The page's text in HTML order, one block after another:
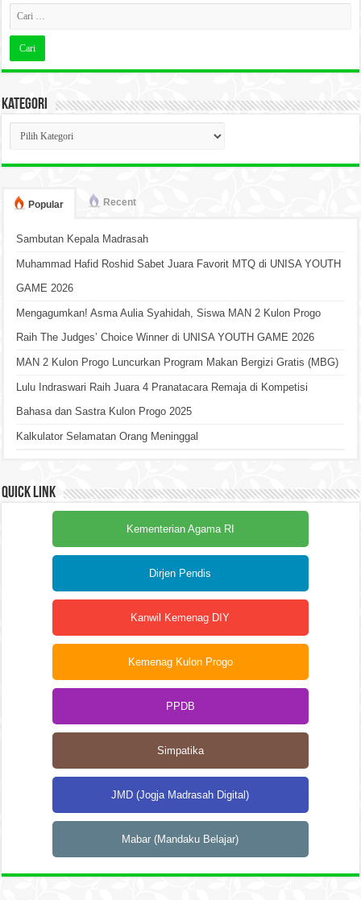
Kategori
Kategori
Popular Recent
Sambutan Kepala Madrasah
Muhammad Hafid Roshid Sabet Juara Favorit MTQ di UNISA YOUTH
GAME 2026
Mengagumkan! Asma Aulia Syahidah, Siswa MAN 2 Kulon Progo
Raih The Judges’ Choice Winner di UNISA YOUTH GAME 2026
MAN 2 Kulon Progo Luncurkan Program Makan Bergizi Gratis (MBG)
Lulu Indraswari Raih Juara 4 Pranatacara Remaja di Kompetisi
Bahasa dan Sastra Kulon Progo 2025
Kalkulator Selamatan Orang Meninggal
Quick Link
Kementerian Agama RI
Dirjen Pendis
Kanwil Kemenag DIY
Kemenag Kulon Progo
PPDB
Simpatika
JMD (Jogja Madrasah Digital)
Mabar (Mandaku Belajar)